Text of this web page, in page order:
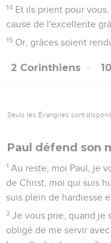
14 Et ils prient pour
cause de l'excellente
15 Or, grâces soient
2 Corinthiens 10
Seuls les Évangiles sont
Paul défend son
1 Au reste, moi Paul, je
de Christ, moi qui suis
suis plein de hardiesse
2 Je vous prie, quand je
obligé de me servir